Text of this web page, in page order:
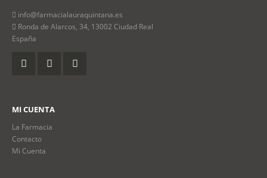
info@farmacialauraquintana.es
Ronda de Alarcos, 34, 13002 Ciudad Real
España
MI CUENTA
La Farmacia
Contacto
Mi Cuenta